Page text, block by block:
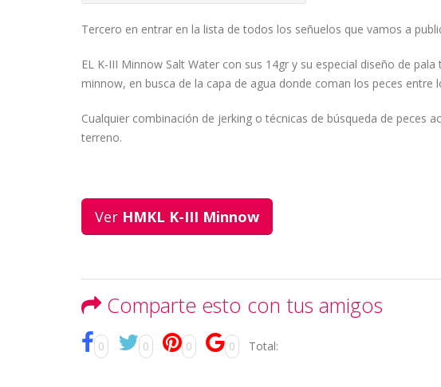
Tercero en entrar en la lista de todos los señuelos que vamos a
EL K-III Minnow Salt Water con sus 14gr y su especial diseño de
minnow, en busca de la capa de agua donde coman los peces entre
Cualquier combinación de jerking o técnicas de búsqueda de peces
terreno.
Ver HMKL K-III Minnow
Comparte esto con tus amigos
0 0 0 0 Total: